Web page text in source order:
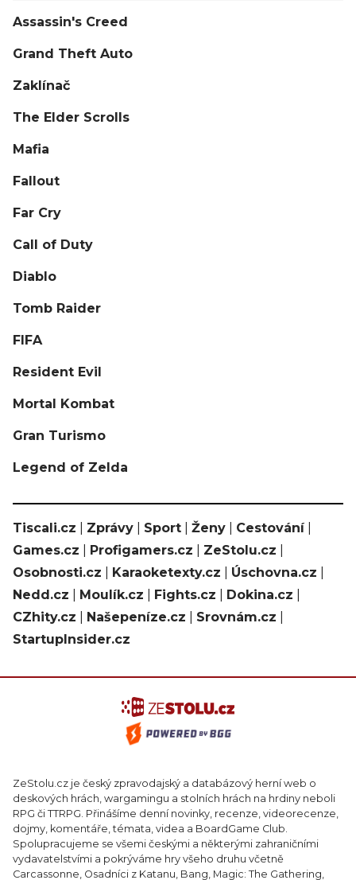
Assassin's Creed
Grand Theft Auto
Zaklínač
The Elder Scrolls
Mafia
Fallout
Far Cry
Call of Duty
Diablo
Tomb Raider
FIFA
Resident Evil
Mortal Kombat
Gran Turismo
Legend of Zelda
Tiscali.cz Zprávy Sport Ženy Cestování|
Games.cz
Profigamers.cz ZeStolu.cz
Osobnosti.cz
Karaoketexty.cz Úschovna.cz
Nedd.cz
Moulík.cz Fights.cz Dokina.cz
CZhity.cz
Našepeníze.cz Srovnám.cz
StartupInsider.cz
ZeStolu.cz je český zpravodajský a databázový herní web o
deskových hrách, wargamingu a stolních hrách na hrdiny neboli
RPG či TTRPG. Přinášíme denní novinky, recenze, videorecenze,
dojmy, komentáře, témata, videa a BoardGame Club.
Spolupracujeme se všemi českými a některými zahraničními
vydavatelstvími a pokrýváme hry všeho druhu včetně
Carcassonne, Osadníci z Katanu, Bang, Magic: The Gathering,